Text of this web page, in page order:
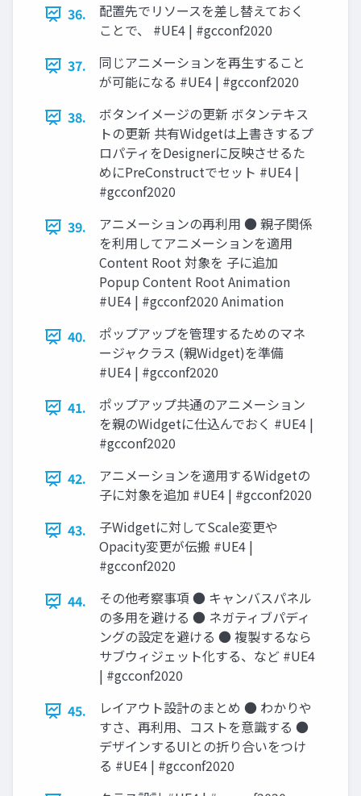
36.
配置先でリソースを差し替えておく
ことで、 #UE4 | #gcconf2020
37.
同じアニメーションを再生すること
が可能になる #UE4 | #gcconf2020
38.
ボタンイメージの更新 ボタンテキス
トの更新 共有Widgetは上書きするプ
ロパティをDesignerに反映させるた
めにPreConstructでセット #UE4 |
#gcconf2020
39.
アニメーションの再利用 ● 親子関係
を利用してアニメーションを適用
Content Root 対象を 子に追加
Popup Content Root Animation
#UE4 | #gcconf2020 Animation
40.
ポップアップを管理するためのマネ
ージャクラス (親Widget)を準備
#UE4 | #gcconf2020
41.
ポップアップ共通のアニメーション
を親のWidgetに仕込んでおく #UE4 |
#gcconf2020
42.
アニメーションを適用するWidgetの
子に対象を追加 #UE4 | #gcconf2020
43.
子Widgetに対してScale変更や
Opacity変更が伝搬 #UE4 |
#gcconf2020
44.
その他考察事項 ● キャンバスパネル
の多用を避ける ● ネガティブパディ
ングの設定を避ける ● 複製するなら
サブウィジェット化する、など #UE4
| #gcconf2020
45.
レイアウト設計のまとめ ● わかりや
すさ、再利用、コストを意識する ●
デザインするUIとの折り合いをつけ
る #UE4 | #gcconf2020